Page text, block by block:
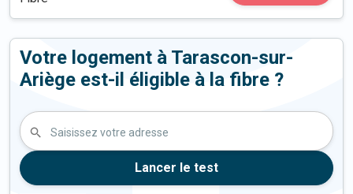
Votre logement à Tarascon-sur-
Ariège est-il éligible à la fibre ?
Saisissez votre adresse
Lancer le test